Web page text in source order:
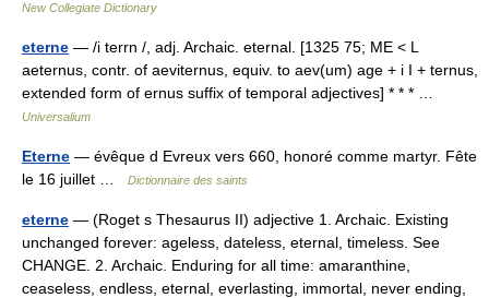
New Collegiate Dictionary
eterne — /i terrn /, adj. Archaic. eternal. [1325 75; ME < L
aeternus, contr. of aeviternus, equiv. to aev(um) age + i I + ternus,
extended form of ernus suffix of temporal adjectives] * * * …
Universalium
Eterne — évêque d Evreux vers 660, honoré comme martyr. Fête
le 16 juillet …
Dictionnaire des saints
eterne — (Roget s Thesaurus II) adjective 1. Archaic. Existing
unchanged forever: ageless, dateless, eternal, timeless. See
CHANGE. 2. Archaic. Enduring for all time: amaranthine,
ceaseless, endless, eternal, everlasting, immortal, never ending,